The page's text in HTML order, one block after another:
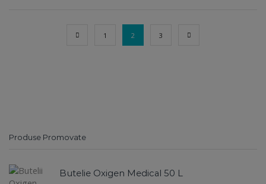
1 2 3
Produse Promovate
Butelie Oxigen Medical 50 L